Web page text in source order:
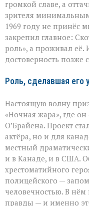
громкой славе, а
зрителя
1969 году не принёс
закрепил главное:
роль», а проживал её.
достоверность
Роль, сделавшая его
Настоящую волну
«Ночная жара», где
О’Брайена. Проект
актёра, но и для
местный
и в Канаде, и в США.
хрестоматийного
полицейского —
человечностью. В нём
правды — и именно